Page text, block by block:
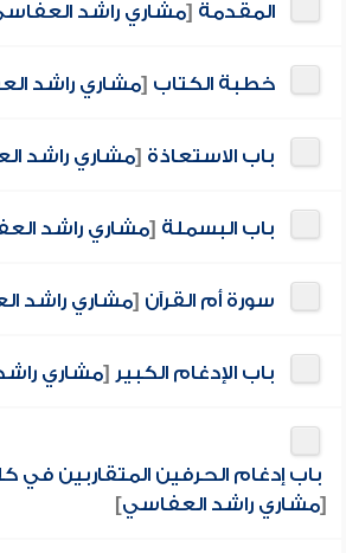
المقدمة [مشاري راشد
خطبة الكتاب [مشاري راشد
باب الاستعاذة [مشاري راشد
باب البسملة [مشاري راشد
سورة أم القرآن [مشاري راشد
باب الإدغام الكبير [مشاري
باب إدغام الحرفين المتقاربين
[مشاري راشد العفاسي]